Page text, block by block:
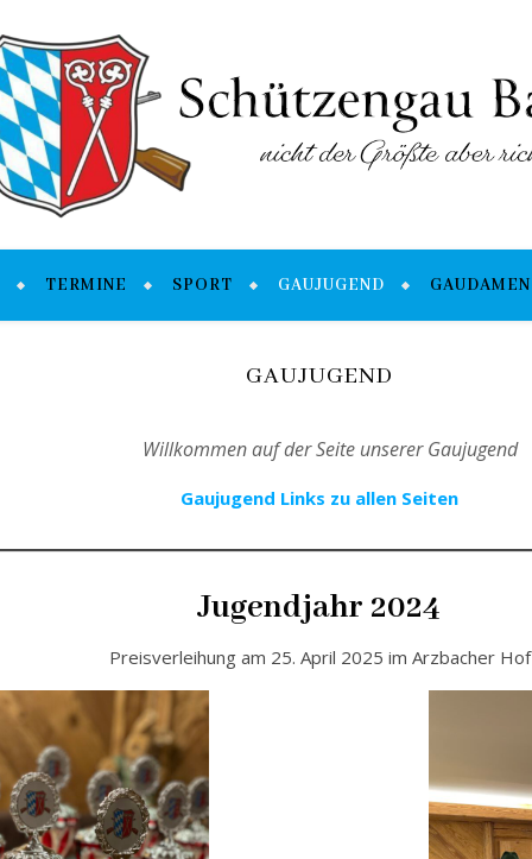
TERMINE SPORT GAUJUGEND GAUDAMEN
GAUJUGEND
Willkommen auf der Seite unserer Gaujugend
Gaujugend Links zu allen Seiten
Jugendjahr 2024
Preisverleihung am 25. April 2025 im Arzbacher Hof